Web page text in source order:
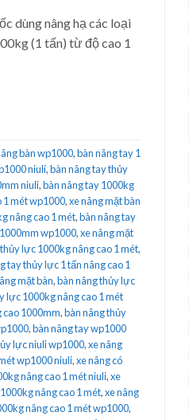
dùng nâng hạ các loại
(1 tấn) từ độ cao 1
bàn wp1000,bàn nâng tay 1
niuli,bàn nâng tay thủy
niuli,bàn nâng tay 1000kg
1 mét wp1000,xe nâng mặt bàn
nâng cao 1 mét,bàn nâng tay
wp1000,xe nâng mặt
lực 1000kg nâng cao 1 mét,
tay thủy lực 1 tấn nâng cao 1
mặt bàn,bàn nâng thủy lực
lực 1000kg nâng cao 1 mét
cao 1000mm,bàn nâng thủy
,bàn nâng tay wp1000
lực niuli wp1000,xe nâng
wp1000 niuli,xe nâng có
nâng cao 1 mét niuli,xe
nâng cao 1 mét,xe nâng
nâng cao 1 mét wp1000,